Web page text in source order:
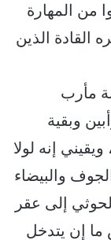
من المهارة
القادة الذين
مأرب
وبقية
إنه لولا
والبيضاء
إلى عقر
ما إن يتدخل